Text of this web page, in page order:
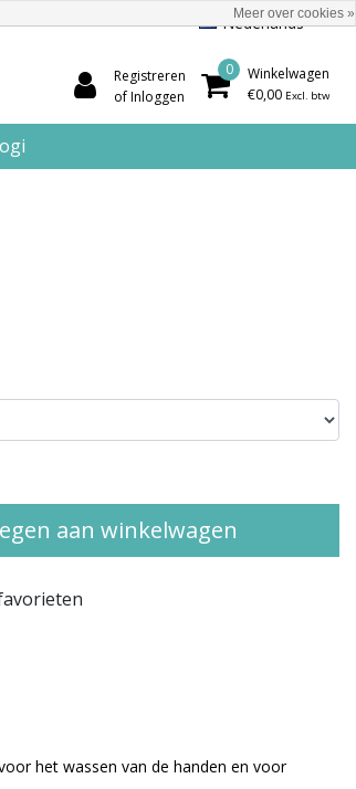
Nederlands
Registreren
of Inloggen
0
Winkelwagen
€0,00 Excl. btw
aan winkelwagen
het wassen van de handen en voor
Meer over cookies »